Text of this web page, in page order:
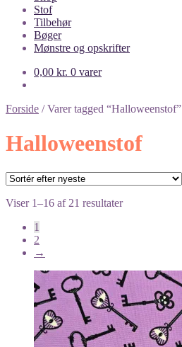
Stof
Tilbehør
Bøger
Mønstre og opskrifter
0,00 kr. 0 varer
Forside /Varer tagged “Halloweenstof”
Halloweenstof
Viser 1–16 af 21 resultaterSorteret
1
2
→